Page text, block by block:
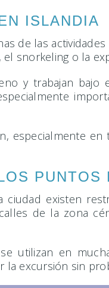
ISLANDIA
de las
snorkeling o la
y trabajan bajo
especialmente
PUNTOS
existen
de la zona
utilizan en
la excursión sin